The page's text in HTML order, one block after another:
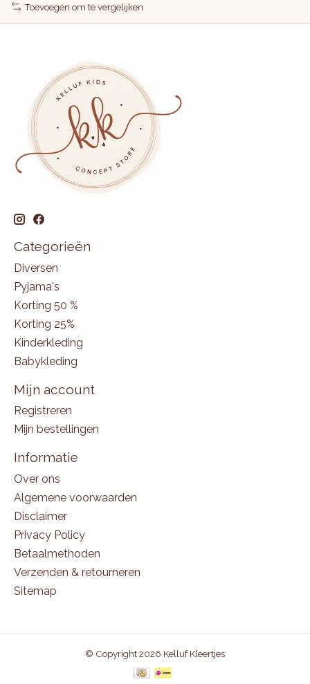
Toevoegen om te vergelijken
Categorieën
Diversen
Pyjama's
Korting 50 %
Korting 25%
Kinderkleding
Babykleding
Mijn account
Registreren
Mijn bestellingen
Informatie
Over ons
Algemene voorwaarden
Disclaimer
Privacy Policy
Betaalmethoden
Verzenden & retourneren
Sitemap
© Copyright 2026 Kelluf Kleertjes